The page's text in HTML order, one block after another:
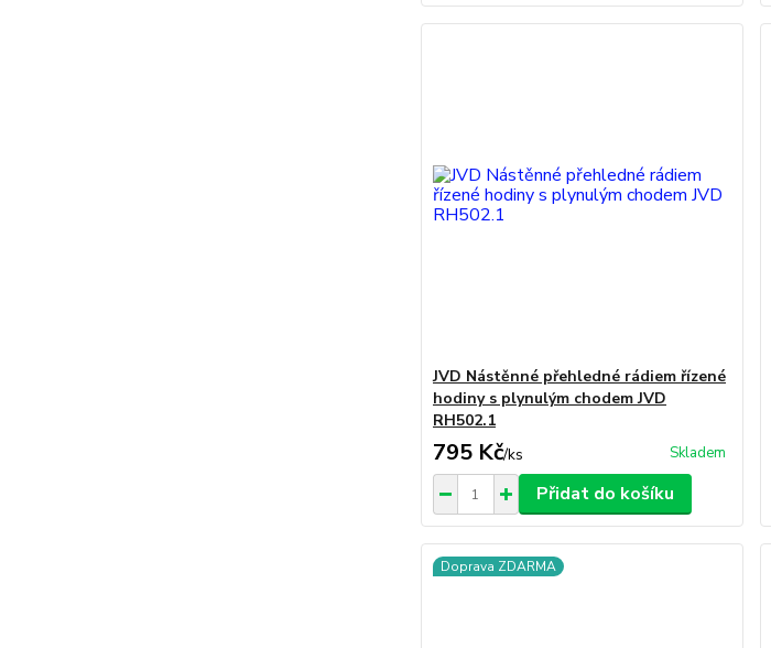
JVD Nástěnné přehledné rádiem řízené
hodiny s plynulým chodem JVD
RH502.1
795 Kč/ks Skladem
Přidat do košíku
Doprava ZDARMA